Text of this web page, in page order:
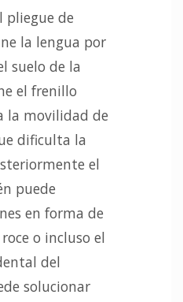
pliegue de
la lengua por
suelo de la
el frenillo
la movilidad de
dificulta la
el
puede
en forma de
o incluso el
del
solucionar